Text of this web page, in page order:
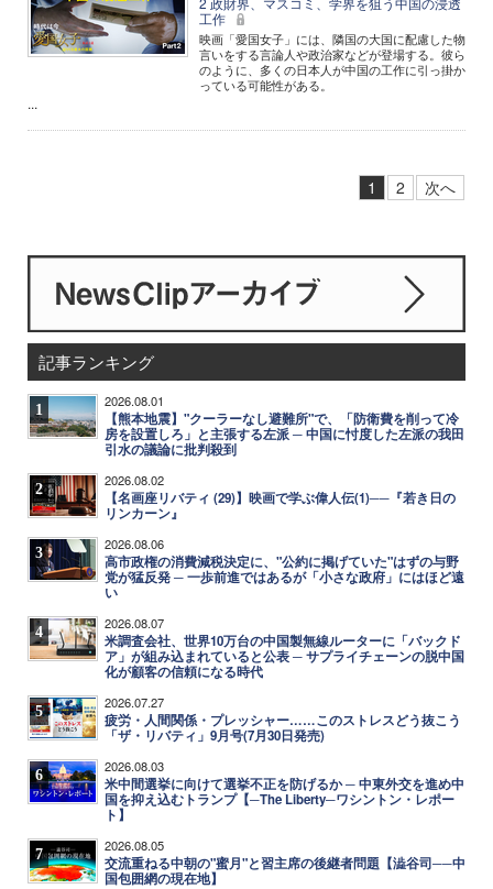
工作
映画「愛国女子」には、隣国の大国に配慮した物
言いをする言論人や政治家などが登場する。彼ら
のように、多くの日本人が中国の工作に引っ掛か
っている可能性がある。
...
1 2 次へ
記事ランキング
1 2026.08.01
【熊本地震】"クーラーなし避難所"で、「防衛費を削って冷
房を設置しろ」と主張する左派 ─ 中国に忖度した左派の我田
引水の議論に批判殺到
2 2026.08.02
【名画座リバティ (29)】映画で学ぶ偉人伝(1)──『若き日の
リンカーン』
3 2026.08.06
高市政権の消費減税決定に、"公約に掲げていた"はずの与野
党が猛反発 ─ 一歩前進ではあるが「小さな政府」にはほど遠
い
4 2026.08.07
米調査会社、世界10万台の中国製無線ルーターに「バックド
ア」が組み込まれていると公表 ─ サプライチェーンの脱中国
化が顧客の信頼になる時代
5 2026.07.27
疲労・人間関係・プレッシャー……このストレスどう抜こう
「ザ・リバティ」9月号(7月30日発売)
6 2026.08.03
米中間選挙に向けて選挙不正を防げるか ─ 中東外交を進め中
国を抑え込むトランプ【─The Liberty─ワシントン・レポー
ト】
7 2026.08.05
交流重ねる中朝の"蜜月"と習主席の後継者問題【澁谷司──中
国包囲網の現在地】